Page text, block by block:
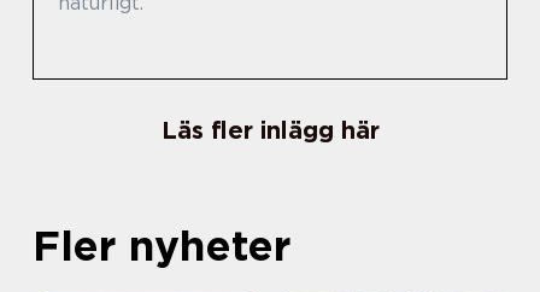
Läs fler inlägg här
Fler nyheter